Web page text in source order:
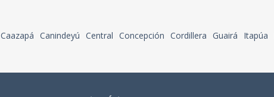
Caazapá Canindeyú Central Concepción Cordillera Guairá Itapúa